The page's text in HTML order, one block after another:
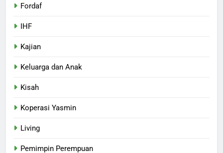
Fordaf
IHF
Kajian
Keluarga dan Anak
Kisah
Koperasi Yasmin
Living
Pemimpin Perempuan